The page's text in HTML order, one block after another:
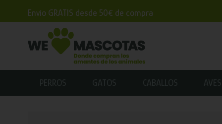
Envío GRATIS desde 50€ de compra
PERROS GATOS CABALLOS AVES